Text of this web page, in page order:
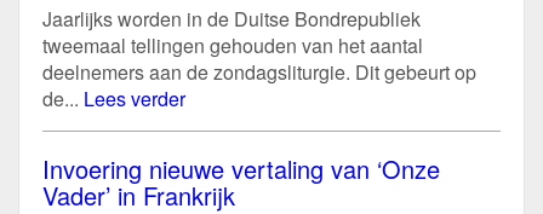
Jaarlijks worden in de Duitse Bondrepubliek
tweemaal tellingen gehouden van het aantal
deelnemers aan de zondagsliturgie. Dit gebeurt op
de... Lees verder
Invoering nieuwe vertaling van ‘Onze
Vader’ in Frankrijk